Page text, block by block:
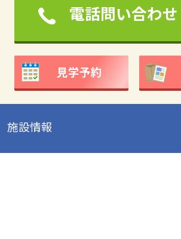
電話問い合わせ
見学予約
施設情報